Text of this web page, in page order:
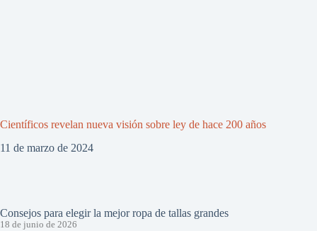
Científicos revelan nueva visión sobre ley de hace 200 años
11 de marzo de 2024
Consejos para elegir la mejor ropa de tallas grandes
18 de junio de 2026